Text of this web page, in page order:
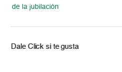
de la jubilación
Dale Click si te gusta